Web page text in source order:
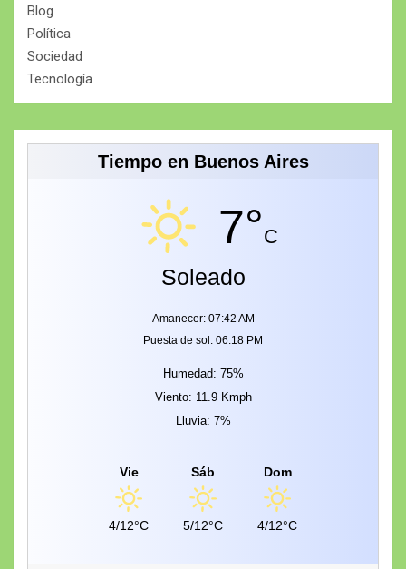
Blog
Política
Sociedad
Tecnología
Tiempo en Buenos Aires
7°C
Soleado
Amanecer: 07:42 AM
Puesta de sol: 06:18 PM
Humedad: 75%
Viento: 11.9 Kmph
Lluvia: 7%
Vie
4/12°C
Sáb
5/12°C
Dom
4/12°C